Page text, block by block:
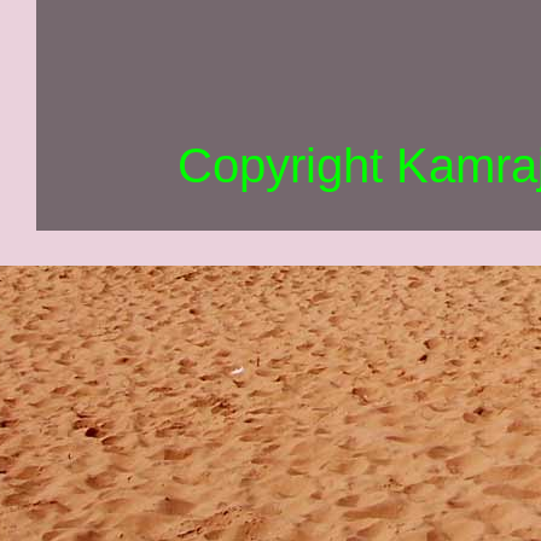
Copyright